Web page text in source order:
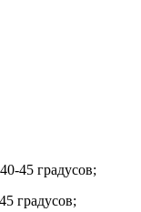
45 градусов;
градусов;